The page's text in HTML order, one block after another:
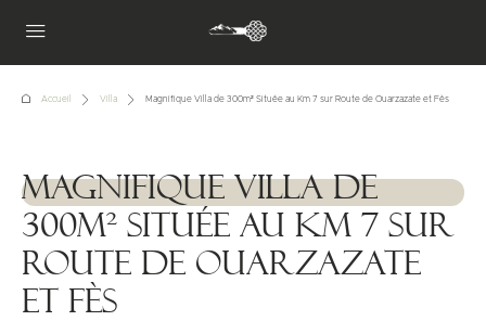
Accueil Villa Magnifique Villa de 300m² Située au Km 7 sur Route de Ouarzazate et Fès
1111111
Magnifique Villa de
300m² Située au Km 7 sur
Route de Ouarzazate
et Fès